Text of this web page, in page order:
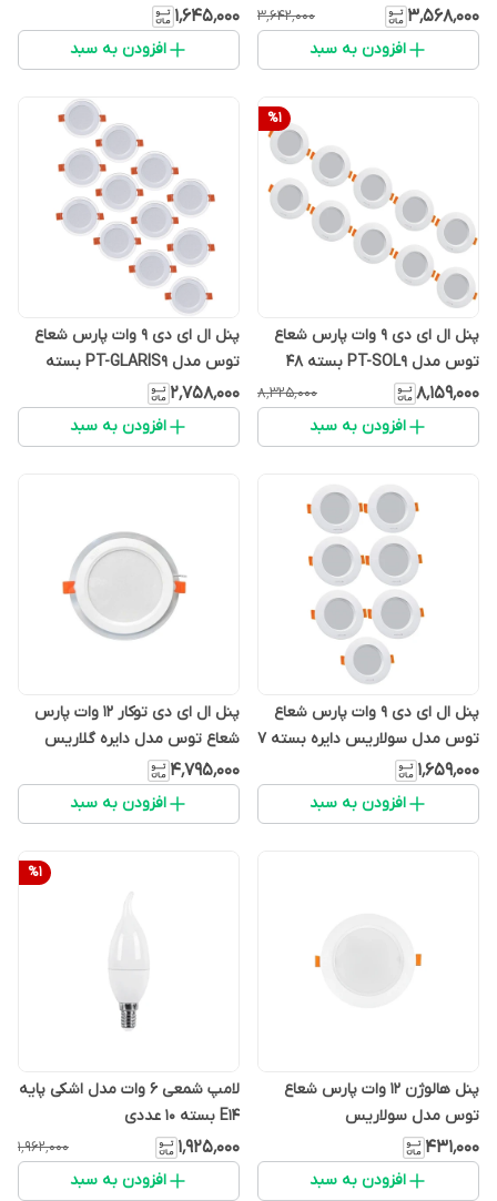
عددی
۳٬۵۶۸٬۰۰۰ ۳٬۶۴۲٬۰۰۰
افزودن به سبد
عددی
۱٬۶۴۵٬۰۰۰
افزودن به سبد
%1
پنل ال ای دی 9 وات پارس شعاع
توس مدل PT-SOL9 بسته 48
عددی
۸٬۱۵۹٬۰۰۰ ۸٬۳۲۵٬۰۰۰
افزودن به سبد
پنل ال ای دی 9 وات پارس شعاع
توس مدل PT-GLARIS9 بسته
12عددی
۲٬۷۵۸٬۰۰۰
افزودن به سبد
پنل ال ای دی 9 وات پارس شعاع
توس مدل سولاریس دایره بسته 7
عددی
۱٬۶۵۹٬۰۰۰
افزودن به سبد
پنل ال ای دی توکار 12 وات پارس
شعاع توس مدل دایره گلاریس
بسته 10 عددی
۴٬۷۹۵٬۰۰۰
افزودن به سبد
پنل هالوژن 12 وات پارس شعاع
توس مدل سولاریس
۴۳۱٬۰۰۰
افزودن به سبد
%1
لامپ شمعی 6 وات مدل اشکی پایه
E14 بسته 10 عددی
۱٬۹۲۵٬۰۰۰ ۱٬۹۶۲٬۰۰۰
افزودن به سبد